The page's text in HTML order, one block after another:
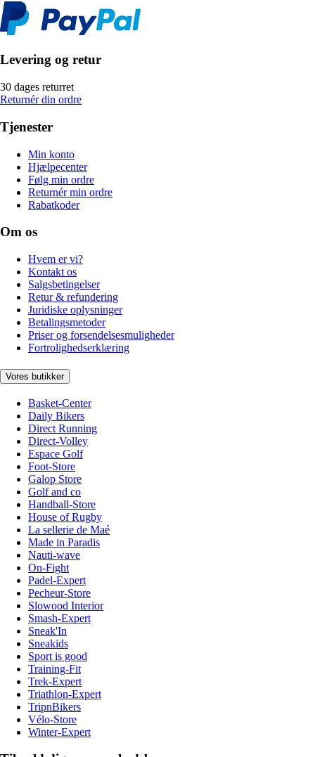
Levering og retur
30 dages returret
Returnér din ordre
Tjenester
Min konto
Hjælpecenter
Følg min ordre
Returnér min ordre
Rabatkoder
Om os
Hvem er vi?
Kontakt os
Salgsbetingelser
Retur & refundering
Juridiske oplysninger
Betalingsmetoder
Priser og forsendelsesmuligheder
Fortrolighedserklæring
Vores butikker
Basket-Center
Daily Bikers
Direct Running
Direct-Volley
Espace Golf
Foot-Store
Galop Store
Golf and co
Handball-Store
House of Rugby
La sellerie de Maé
Made in Paradis
Nauti-wave
On-Fight
Padel-Expert
Pecheur-Store
Slowood Interior
Smash-Expert
Sneak'In
Sneakids
Sport is good
Training-Fit
Trek-Expert
Triathlon-Expert
TripnBikers
Vélo-Store
Winter-Expert